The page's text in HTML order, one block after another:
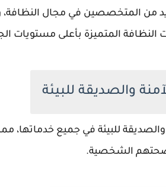
المتخصصين في مجال النظافة،
النظافة المتميزة بأعلى مستويات
للبيئة في جميع خدماتها، مما
الشخصية.